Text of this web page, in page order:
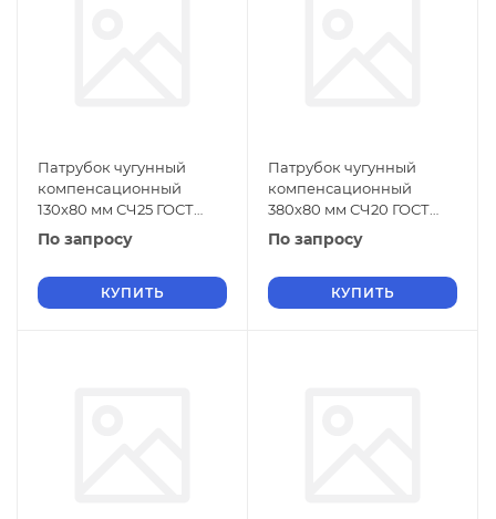
Патрубок чугунный
компенсационный
130х80 мм СЧ25 ГОСТ
6942-98
По запросу
КУПИТЬ
Патрубок чугунный
компенсационный
380х80 мм СЧ20 ГОСТ
6942-98
По запросу
КУПИТЬ